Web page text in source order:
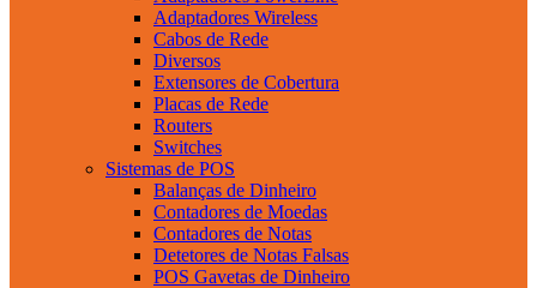
Adaptadores Wireless
Cabos de Rede
Diversos
Extensores de Cobertura
Placas de Rede
Routers
Switches
Sistemas de POS
Balanças de Dinheiro
Contadores de Moedas
Contadores de Notas
Detetores de Notas Falsas
POS Gavetas de Dinheiro